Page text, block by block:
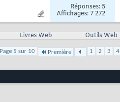
Réponses: 5
Affichages: 7 272
Livres Web Outils Web
Page 5 sur 10 Première 1 2 3 4